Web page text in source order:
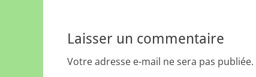
Laisser un commentaire
Votre adresse e-mail ne sera pas publiée.